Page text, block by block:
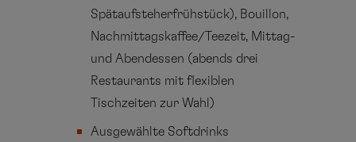
Spätaufsteherfrühstück), Bouillon,
Nachmittagskaffee/Teezeit, Mittag-
und Abendessen (abends drei
Restaurants mit flexiblen
Tischzeiten zur Wahl)
Ausgewählte Softdrinks